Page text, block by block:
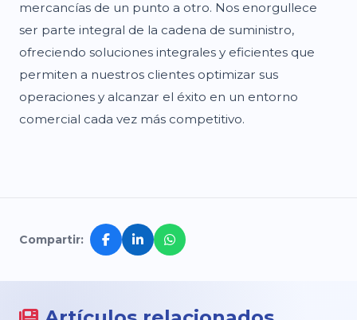
mercancías de un punto a otro. Nos enorgullece
ser parte integral de la cadena de suministro,
ofreciendo soluciones integrales y eficientes que
permiten a nuestros clientes optimizar sus
operaciones y alcanzar el éxito en un entorno
comercial cada vez más competitivo.
Compartir: